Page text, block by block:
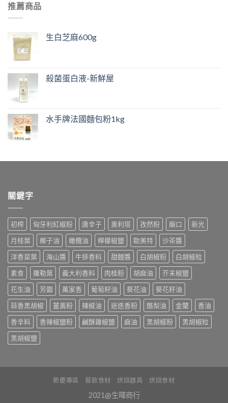
推薦商品
生白芝麻600g
殺菌蛋白液-新鮮屋
水手牌法國麵包粉1kg
關鍵字
初榨 匈牙利紅椒粉 唐辛子 奧利塔 孜然粉 廟口
新光
月桂葉
椰子油 橄欖油 檸檬椒鹽 歐美特
沙茶醬
洋香菜葉
海山醬 牛排香料 甜麵醬 白胡椒粉
白胡椒粒
素食
羅勒葉 義大利香料 肉桂粉 胡麻油
芥末椒鹽
花生油
芳園 萬家香 葡萄籽油 葵花油
葵花籽油
蒜香黑胡椒
薑黃粉 辣椒油 迷迭香粉 酪梨油 金蘭
香油
香辛料
香辣椒鹽粉 鹹酥雞椒鹽 麻油 黑胡椒粉
黑胡椒粒
黑胡椒鹽
節慶專區 餐飲食材 烘焙器具 烘焙食材
2021@生暉商行